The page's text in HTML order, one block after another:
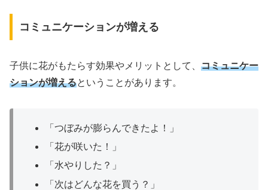
コミュニケーションが増える
子供に花がもたらす効果やメリットとして、 コミュニケー
ションが増えるということがあります。
「つぼみが膨らんできたよ！」
「花が咲いた！」
「水やりした？」
「次はどんな花を買う？」